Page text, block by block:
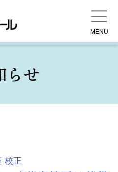
MENU
らせ
校正